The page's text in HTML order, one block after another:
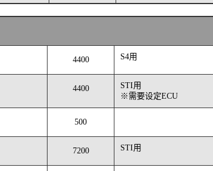
4400 S4用
4400
STI用
※需要设定ECU
500
7200 STI用